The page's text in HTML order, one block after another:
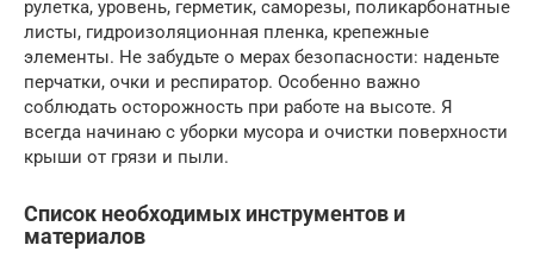
рулетка, уровень, герметик, саморезы, поликарбонатные
листы, гидроизоляционная пленка, крепежные
элементы. Не забудьте о мерах безопасности: наденьте
перчатки, очки и респиратор. Особенно важно
соблюдать осторожность при работе на высоте. Я
всегда начинаю с уборки мусора и очистки поверхности
крыши от грязи и пыли.
Список необходимых инструментов и
материалов